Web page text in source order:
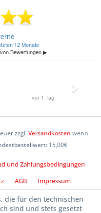
zzgl.Versandkosten wenn
15,00€
und Zahlungsbedingungen
AGB Impressum
die für den technischen
sind und stets gesetzt